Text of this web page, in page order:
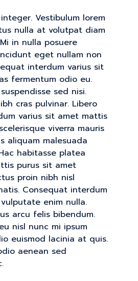
Vestibulum lorem
nulla at volutpat diam
in nulla posuere
eget nullam non
interdum varius sit
fermentum odio eu.
sed nisi.
cras pulvinar. Libero
varius sit amet mattis
viverra mauris
aliquam malesuada
habitasse platea
purus sit amet
proin nibh nisl
Consequat interdum
enim nulla.
arcu felis bibendum.
nisl nunc mi ipsum
euismod lacinia at quis.
aenean sed